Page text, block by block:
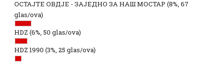
ОСТАЈТЕ ОВДЈЕ - ЗАЈЕДНО ЗА НАШ МОСТАР (8%, 67
glas/ova)
HDZ (6%, 50 glas/ova)
HDZ 1990 (3%, 25 glas/ova)